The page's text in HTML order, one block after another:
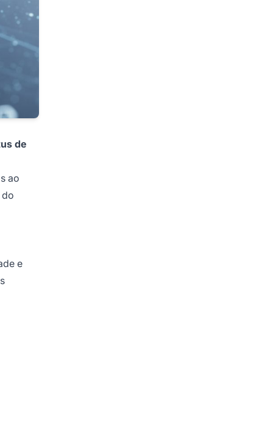
de
ao
e